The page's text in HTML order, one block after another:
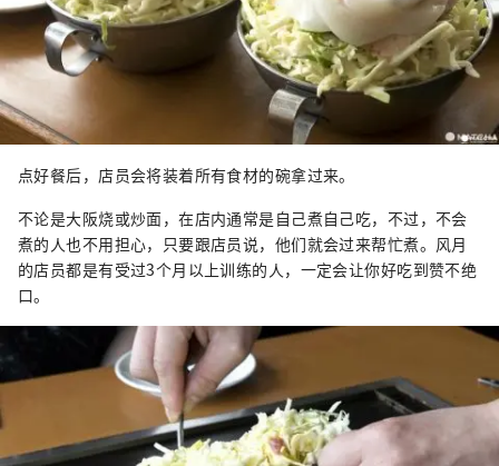
点好餐后，店员会将装着所有食材的碗拿过来。
不论是大阪烧或炒面，在店内通常是自己煮自己吃，不过，不会
煮的人也不用担心，只要跟店员说，他们就会过来帮忙煮。风月
的店员都是有受过3个月以上训练的人，一定会让你好吃到赞不绝
口。